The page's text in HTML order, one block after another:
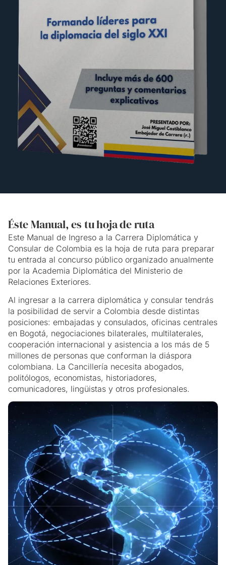
Éste Manual, es tu hoja de ruta
Este Manual de Ingreso a la Carrera Diplomática y
Consular de Colombia es la hoja de ruta para preparar
tu entrada al concurso público organizado anualmente
por la Academia Diplomática del Ministerio de
Relaciones Exteriores.
Al ingresar a la carrera diplomática y consular tendrás
la posibilidad de servir a Colombia desde distintas
posiciones: embajadas y consulados, oficinas centrales
en Bogotá, negociaciones bilaterales, multilaterales,
cooperación internacional y asistencia a los más de 5
millones de personas que conforman la diáspora
colombiana. La Cancillería necesita abogados,
politólogos, economistas, historiadores,
comunicadores, lingüistas y otros profesionales.